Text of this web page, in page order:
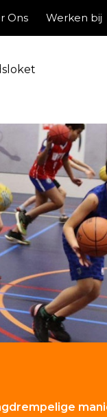
Ons Werken bij